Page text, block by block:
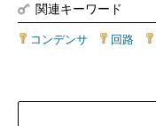
関連キーワード
コンデンサ 回路